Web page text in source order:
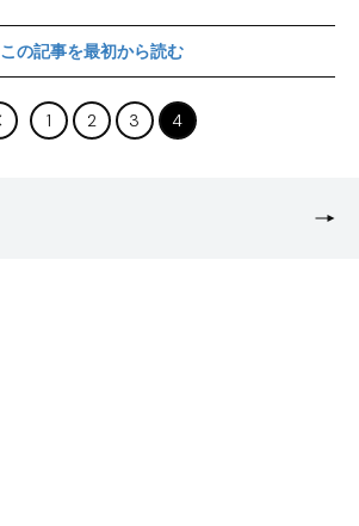
この記事を最初から読む
1 2 3 4